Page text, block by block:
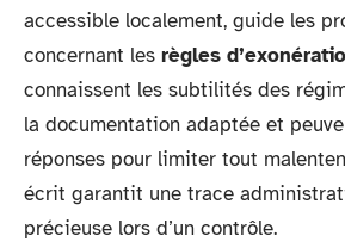
accessible localement, guide les
concernant les règles
connaissent les subtilités des
la documentation adaptée et
réponses pour limiter tout
écrit garantit une trace
précieuse lors d’un contrôle.